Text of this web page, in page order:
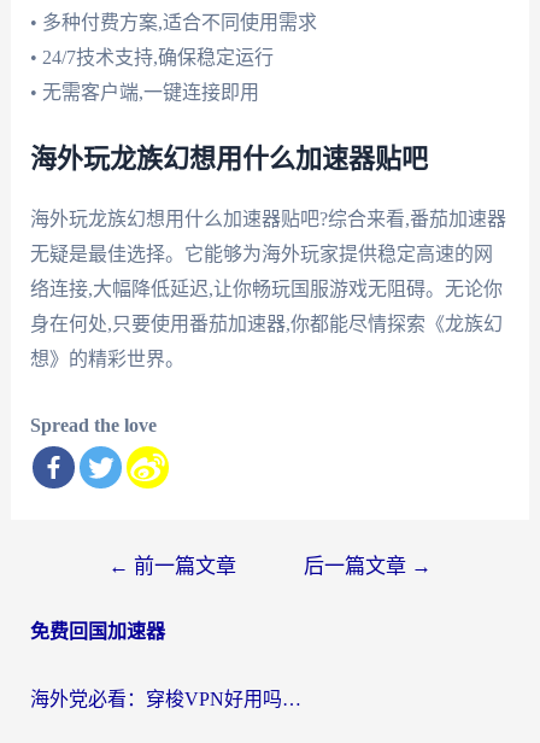
• 多种付费方案,适合不同使用需求
• 24/7技术支持,确保稳定运行
• 无需客户端,一键连接即用
海外玩龙族幻想用什么加速器贴吧
海外玩龙族幻想用什么加速器贴吧?综合来看,番茄加速器
无疑是最佳选择。它能够为海外玩家提供稳定高速的网
络连接,大幅降低延迟,让你畅玩国服游戏无阻碍。无论你
身在何处,只要使用番茄加速器,你都能尽情探索《龙族幻
想》的精彩世界。
Spread the love
导
← 前一篇文章 后一篇文章 →
免费回国加速器
海外党必看：穿梭VPN好用吗？和云帆VPN对比哪个回国效果更好？附真实测评+避坑指南